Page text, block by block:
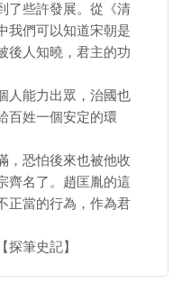
了些許發展。從《清
我們可以知道宋朝是
後人知曉，君主的功
人能力出眾，治國也
百姓一個安定的環
，恐怕後來也被他收
齊名了。趙匡胤的這
正當的行為，作為君
筆史記】